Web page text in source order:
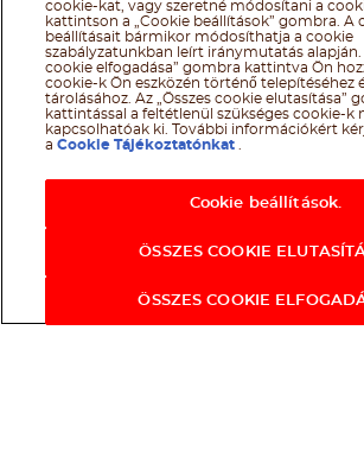
cookie-kat, vagy szeretné módosítani a
kattintson a „Cookie beállítások” gombra. A
beállításait bármikor módosíthatja a cookie
szabályzatunkban leírt iránymutatás alapján.
cookie elfogadása” gombra kattintva Ön
cookie-k Ön eszközén történő telepítéséhez
tárolásához. Az „Összes cookie elutasítása”
kattintással a feltétlenül szükséges cookie-k
kapcsolhatóak ki. További információkért
aCookie Tájékoztatónkat
Cookie beállítások.
ÖSSZES COOKIE
ÖSSZES COOKIE